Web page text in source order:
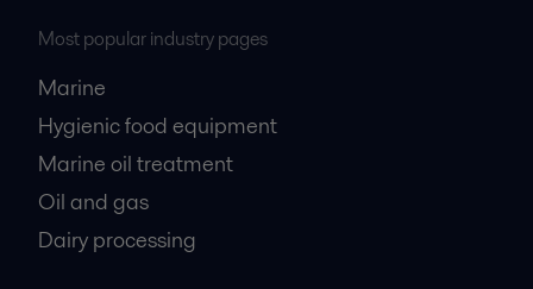
Most popular industry pages
Marine
Hygienic food equipment
Marine oil treatment
Oil and gas
Dairy processing